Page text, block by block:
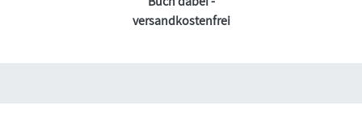
versandkostenfrei